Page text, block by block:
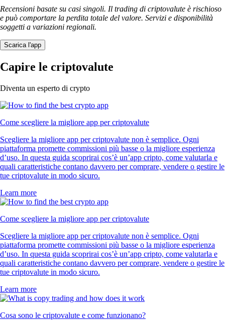
Recensioni basate su casi singoli. Il trading di criptovalute è rischioso
e può comportare la perdita totale del valore. Servizi e disponibilità
soggetti a variazioni regionali.
Scarica l'app
Capire le criptovalute
Diventa un esperto di crypto
Come scegliere la migliore app per criptovalute
Scegliere la migliore app per criptovalute non è semplice. Ogni
piattaforma promette commissioni più basse o la migliore esperienza
d’uso. In questa guida scoprirai cos’è un’app cripto, come valutarla e
quali caratteristiche contano davvero per comprare, vendere o gestire le
tue criptovalute in modo sicuro.
Learn more
Come scegliere la migliore app per criptovalute
Scegliere la migliore app per criptovalute non è semplice. Ogni
piattaforma promette commissioni più basse o la migliore esperienza
d’uso. In questa guida scoprirai cos’è un’app cripto, come valutarla e
quali caratteristiche contano davvero per comprare, vendere o gestire le
tue criptovalute in modo sicuro.
Learn more
Cosa sono le criptovalute e come funzionano?